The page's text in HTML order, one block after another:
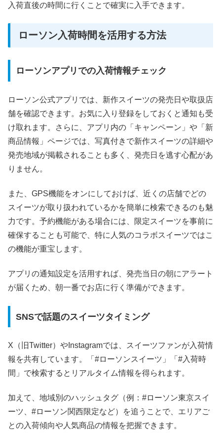
入荷直後の時間に行くことで確実に入手できます。
ローソン入荷時間を活用する方法
ローソンアプリでの入荷情報チェック
ローソン公式アプリでは、新作スイーツの発売日や取扱店
舗を確認できます。お気に入り登録をしておくと通知も受
け取れます。さらに、アプリ内の「キャンペーン」や「新
商品情報」ページでは、写真付きで新作スイーツの詳細や
発売地域が掲載されることも多く、発売日を逃す心配があ
りません。
また、GPS機能をオンにしておけば、近くの店舗でどの
スイーツが取り扱われているかを簡単に検索できるのも魅
力です。予約機能がある場合には、限定スイーツを事前に
確保することも可能で、特に人気のコラボスイーツではこ
の機能が重宝します。
アプリの通知設定を活用すれば、発売当日の朝にアラート
が届くため、朝一番でお店に行く準備ができます。
SNSで話題のスイーツタイミング
X（旧Twitter）やInstagramでは、スイーツファンが入荷情
報を共有しています。「#ローソンスイーツ」「#入荷時
間」で検索するとリアルタイム情報を得られます。
加えて、地域別のハッシュタグ（例：#ローソン東京スイ
ーツ、#ローソン関西限定など）を追うことで、エリアご
との入荷傾向や人気商品の情報を把握できます。